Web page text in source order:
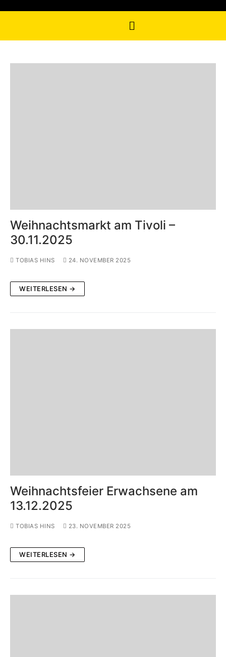
Weihnachtsmarkt am Tivoli –
30.11.2025
TOBIAS HINS 24. NOVEMBER 2025
WEITERLESEN →
Weihnachtsfeier Erwachsene am
13.12.2025
TOBIAS HINS 23. NOVEMBER 2025
WEITERLESEN →